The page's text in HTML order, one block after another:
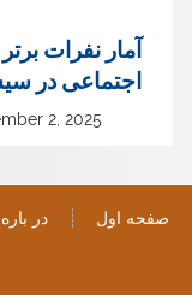
آمار نفرات
اجتماعی در
2, 2025
صفحه اول در